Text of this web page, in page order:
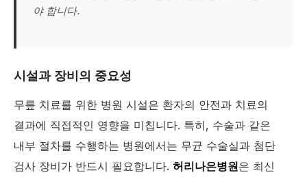
야 합니다.
시설과 장비의 중요성
무릎 치료를 위한 병원 시설은 환자의 안전과 치료의
결과에 직접적인 영향을 미칩니다. 특히, 수술과 같은
내부 절차를 수행하는 병원에서는 무균 수술실과 첨단
검사 장비가 반드시 필요합니다. 허리나은병원은 최신